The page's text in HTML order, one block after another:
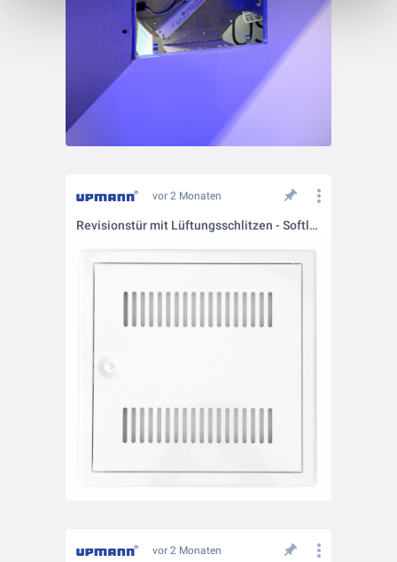
vor 2 Monaten
Revisionstür mit Lüftungsschlitzen - Softline
vor 2 Monaten